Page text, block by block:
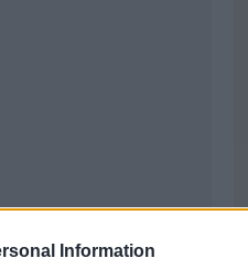
Information